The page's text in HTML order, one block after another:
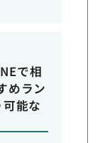
で相
めラン
能な